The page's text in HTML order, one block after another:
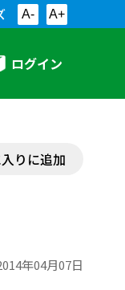
A- A+
ログイン
りに追加
年04月07日